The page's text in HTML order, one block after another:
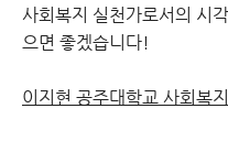
사회복지 실천가로서의 시
으면 좋겠습니다!
이지현 공주대학교 사회복